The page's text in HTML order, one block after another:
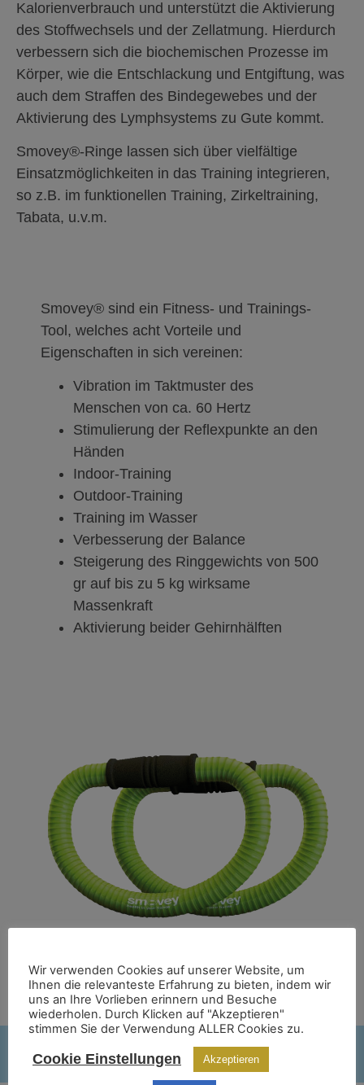
Kalorienverbrauch und unterstützt die Aktivierung
des Stoffwechsels und der Zellatmung. Hierdurch
verbessern sich die biochemischen Prozesse im
Körper, wie die Entschlackung und Entgiftung, was
auch dem Straffen des Bindegewebes und der
Aktivierung des Lymphsystems zu Gute kommt.
Smovey®-Ringe lassen sich über vielfältige
Einsatzmöglichkeiten in das Training integrieren,
so z.B. im funktionellen Training, Zirkeltraining,
Tabata, u.v.m.
Smovey® sind ein Fitness- und Trainings-
Tool, welches acht Vorteile und
Eigenschaften in sich vereinen:
Vibration im Taktmuster des
Menschen von ca. 60 Hertz
Stimulierung der Reflexpunkte an den
Händen
Indoor-Training
Outdoor-Training
Training im Wasser
Verbesserung der Balance
Steigerung des Ringgewichts von 500
gr auf bis zu 5 kg wirksame
Massenkraft
Aktivierung beider Gehirnhälften
Wir verwenden Cookies auf unserer Website, um
Ihnen die relevanteste Erfahrung zu bieten, indem wir
uns an Ihre Vorlieben erinnern und Besuche
wiederholen. Durch Klicken auf "Akzeptieren"
stimmen Sie der Verwendung ALLER Cookies zu.
Cookie Einstellungen Akzeptieren